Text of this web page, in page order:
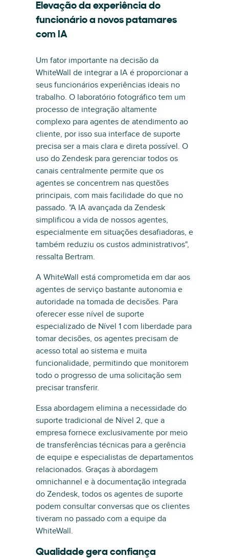
Elevação da experiência do
funcionário a novos patamares
com IA
Um fator importante na decisão da
WhiteWall de integrar a IA é proporcionar a
seus funcionários experiências ideais no
trabalho. O laboratório fotográfico tem um
processo de integração altamente
complexo para agentes de atendimento ao
cliente, por isso sua interface de suporte
precisa ser a mais clara e direta possível. O
uso do Zendesk para gerenciar todos os
canais centralmente permite que os
agentes se concentrem nas questões
principais, com mais facilidade do que no
passado. "A IA avançada da Zendesk
simplificou a vida de nossos agentes,
especialmente em situações desafiadoras, e
também reduziu os custos administrativos",
ressalta Bertram.
A WhiteWall está comprometida em dar aos
agentes de serviço bastante autonomia e
autoridade na tomada de decisões. Para
oferecer esse nível de suporte
especializado de Nível 1 com liberdade para
tomar decisões, os agentes precisam de
acesso total ao sistema e muita
funcionalidade, permitindo que monitorem
todo o progresso de uma solicitação sem
precisar transferir.
Essa abordagem elimina a necessidade do
suporte tradicional de Nível 2, que a
empresa fornece exclusivamente por meio
de transferências técnicas para a gerência
de equipe e especialistas de departamentos
relacionados. Graças à abordagem
omnichannel e à documentação integrada
do Zendesk, todos os agentes de suporte
podem consultar conversas que os clientes
tiveram no passado com a equipe da
WhiteWall.
Qualidade gera confiança